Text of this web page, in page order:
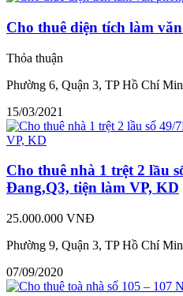
Cho thuê diện tích làm
Thỏa thuận
Phường 6, Quận 3, TP Hồ Chí
15/03/2021
Cho thuê nhà 1 trệt 2 lầu
Đang,Q3, tiện làm VP, KD
25.000.000 VNĐ
Phường 9, Quận 3, TP Hồ Chí
07/09/2020